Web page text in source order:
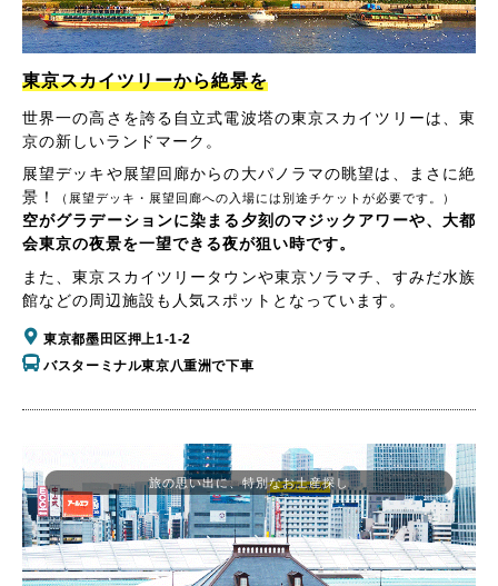
東京スカイツリーから絶景を
世界一の高さを誇る自立式電波塔の東京スカイツリーは、東
京の新しいランドマーク。
展望デッキや展望回廊からの大パノラマの眺望は、まさに絶
景！
（展望デッキ・展望回廊への入場には別途チケットが必要です。）
空がグラデーションに染まる夕刻のマジックアワーや、大都
会東京の夜景を一望できる夜が狙い時です。
また、東京スカイツリータウンや東京ソラマチ、すみだ水族
館などの周辺施設も人気スポットとなっています。
東京都墨田区押上1-1-2
バスターミナル東京八重洲で下車
旅の思い出に、特別なお土産探し